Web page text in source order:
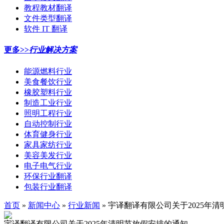
教程教材翻译
文件类型翻译
软件 IT 翻译
更多>>行业解决方案
能源燃料行业
美食餐饮行业
橡胶塑料行业
制造工业行业
照明工程行业
自动控制行业
体育健身行业
家具家纺行业
美容美发行业
电子电气行业
环保行业翻译
包装行业翻译
首页 » 新闻中心 » 行业新闻 » 宇译翻译有限公司关于2025年清